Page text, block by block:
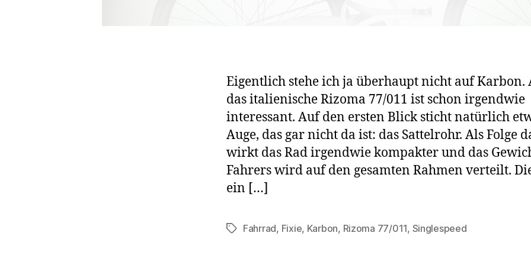
Eigentlich stehe ich ja überhaupt nicht auf Karbon.
das italienische Rizoma 77/011 ist schon irgendwie
interessant. Auf den ersten Blick sticht natürlich
Auge, das gar nicht da ist: das Sattelrohr. Als Folge
wirkt das Rad irgendwie kompakter und das
Fahrers wird auf den gesamten Rahmen verteilt.
ein […]
Schlagwörter
Fahrrad, Fixie, Karbon, Rizoma 77/011, Singlespeed